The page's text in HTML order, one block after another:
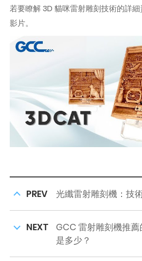
若要瞭解 3D 貓咪雷射雕刻技術的詳
影片。
PREV 光纖雷射雕刻機：技
NEXT
GCC 雷射雕刻機推
是多少？